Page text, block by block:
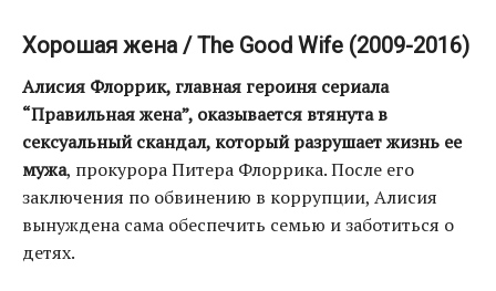
Хорошая жена / The Good Wife (2009-2016)
Алисия Флоррик, главная героиня сериала
“Правильная жена”, оказывается втянута в
сексуальный скандал, который разрушает жизнь ее
мужа, прокурора Питера Флоррика. После его
заключения по обвинению в коррупции, Алисия
вынуждена сама обеспечить семью и заботиться о
детях.